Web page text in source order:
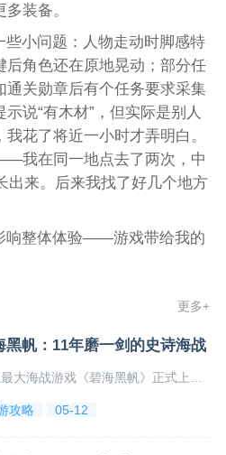
装备。
些小问题：人物走动时脚感特
后角色还在原地晃动；部分任
关勋章后有个任务要求采集
说“有木材”，但实际是别人
花了将近一小时才弄明白。
我在同一地点去了两次，中
出来。后来我找了好几个地方
响整体体验——游戏带给我的
更多+
黑帆：11年磨一剑的史诗海战
攻略 05-12